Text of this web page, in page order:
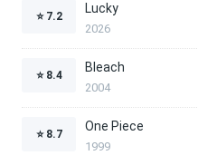
⭐ 7.2
Lucky
2026
⭐ 8.4
Bleach
2004
⭐ 8.7
One Piece
1999